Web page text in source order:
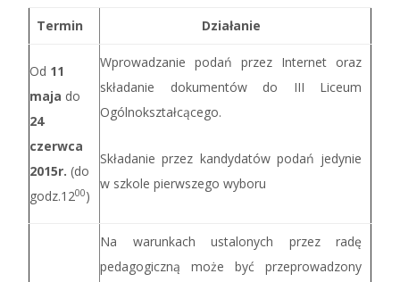
Termin Działanie
Od 11
maja do
24
czerwca
2015r. (do
godz.1200)
Wprowadzanie podań przez Internet oraz
składanie dokumentów do III Liceum
Ogólnokształcącego.
Składanie przez kandydatów podań jedynie
w szkole pierwszego wyboru
Na warunkach ustalonych przez radę
pedagogiczną może być przeprowadzony